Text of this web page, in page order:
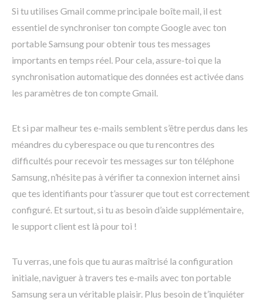
Si tu utilises Gmail comme principale boîte mail, il est
essentiel de synchroniser ton compte Google avec ton
portable Samsung pour obtenir tous tes messages
importants en temps réel. Pour cela, assure-toi que la
synchronisation automatique des données est activée dans
les paramètres de ton compte Gmail.
Et si par malheur tes e-mails semblent s’être perdus dans les
méandres du cyberespace ou que tu rencontres des
difficultés pour recevoir tes messages sur ton téléphone
Samsung, n’hésite pas à vérifier ta connexion internet ainsi
que tes identifiants pour t’assurer que tout est correctement
configuré. Et surtout, si tu as besoin d’aide supplémentaire,
le support client est là pour toi !
Tu verras, une fois que tu auras maîtrisé la configuration
initiale, naviguer à travers tes e-mails avec ton portable
Samsung sera un véritable plaisir. Plus besoin de t’inquiéter